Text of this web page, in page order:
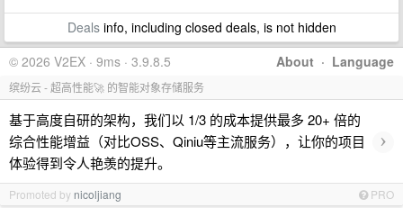
Dealsinfo, including closed deals, is not hidden
About · Language
© 2026 V2EX · 9ms · 3.9.8.5
缤纷云 - 超高性能🚀 的智能对象存储服务
基于高度自研的架构，我们以 1/3 的成本提供最多 20+ 倍的
综合性能增益（对比OSS、Qiniu等主流服务），让你的项目
体验得到令人艳羡的提升。
›
Promoted by nicoljiang PRO